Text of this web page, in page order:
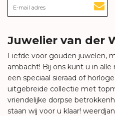
Juwelier van der
Liefde voor gouden juwelen,
ambacht! Bij ons kunt u in alle
een speciaal sieraad of
uitgebreide collectie met
vriendelijke dorpse
staan wij voor u klaar!